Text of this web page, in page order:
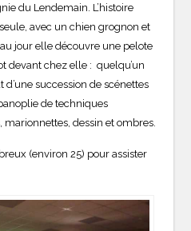
du Lendemain. L’histoire
avec un chien grognon et
jour elle découvre une pelote
devant chez elle : quelqu’un
d’une succession de scénettes
de techniques
dessin et ombres.
(environ 25) pour assister